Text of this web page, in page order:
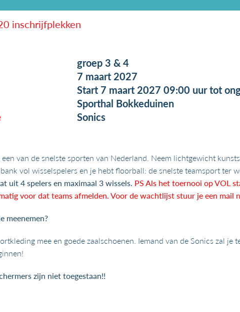
inschrijfplekken
groep 3 & 4
7 maart 2027
Start 7 maart 2027 09:00 uur tot
Sporthal Bokkeduinen
Sonics
van de snelste sporten van Nederland. Neem lichtgewicht
vol wisselspelers en je hebt floorball: de snelste teamsport ter
uit 4 spelers en maximaal 3 wissels. PS Als het toernooi op VOL
voor dat teams afmelden. Voor de wachtlijst stuur je een mail
meenemen?
mee en goede zaalschoenen. Iemand van de Sonics zal je
zijn niet toegestaan!!